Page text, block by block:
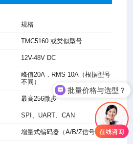
规格
TMC5160 或类似型号
12V-48V DC
峰值20A，RMS 10A（根据型号
不同）
最高256微步
SPI、UART、CAN
增量式编码器（A/B/Z信号）
批量价格与选型？